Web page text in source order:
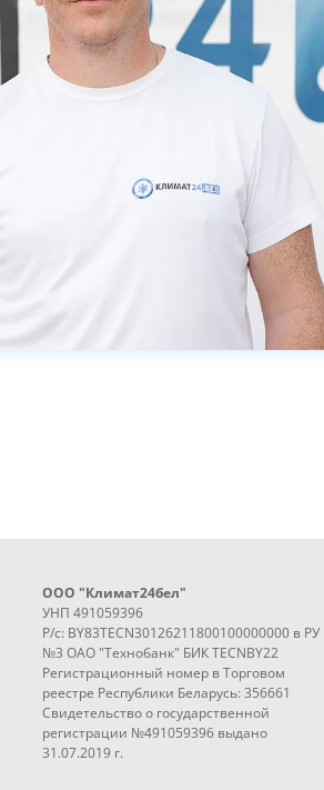
ООО "Климат24бел"
УНП 491059396
Р/с: BY83TECN30126211800100000000 в РУ
№3 ОАО "Технобанк" БИК TECNBY22
Регистрационный номер в Торговом
реестре Республики Беларусь: 356661
Свидетельство о государственной
регистрации №491059396 выдано
31.07.2019 г.